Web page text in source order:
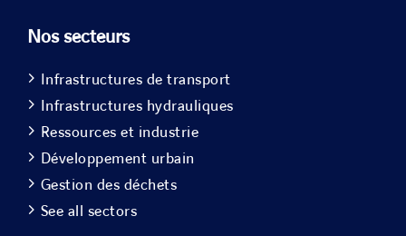
Nos secteurs
Infrastructures de transport
Infrastructures hydrauliques
Ressources et industrie
Développement urbain
Gestion des déchets
See all sectors